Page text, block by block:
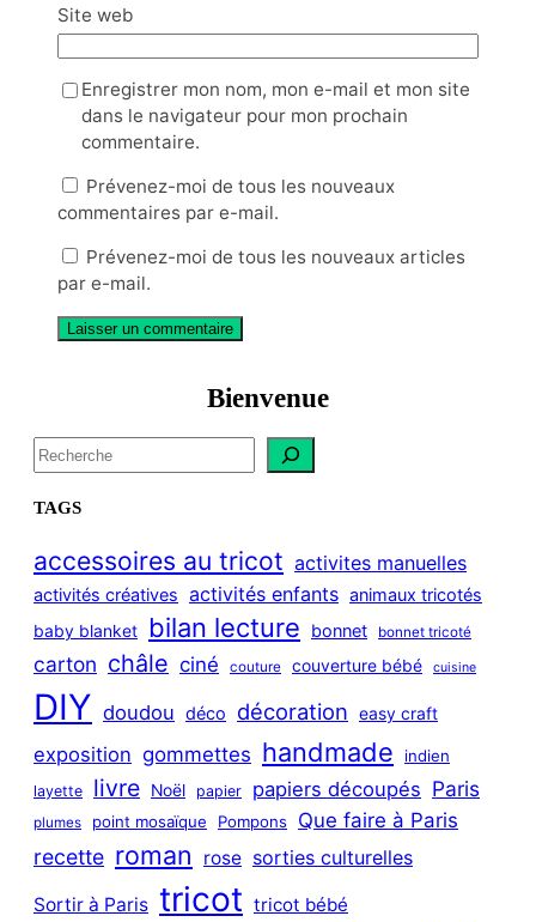
Site web
Enregistrer mon nom, mon e-mail et mon site
dans le navigateur pour mon prochain
commentaire.
Prévenez-moi de tous les nouveaux
commentaires par e-mail.
Prévenez-moi de tous les nouveaux articles
par e-mail.
Bienvenue
S
e
a
c
h
TAGS
accessoires au tricot activites manuelles
activités créatives activités enfants animaux tricotés
baby blanket bilan lecture bonnet bonnet tricoté
carton châle ciné couture couverture bébé cuisine
DIY doudou déco décoration easy craft
exposition gommettes handmade indien
layette livre Noël papier papiers découpés Paris
plumes point mosaïque Pompons Que faire à Paris
recette roman rose sorties culturelles
Sortir à Paris tricot tricot bébé